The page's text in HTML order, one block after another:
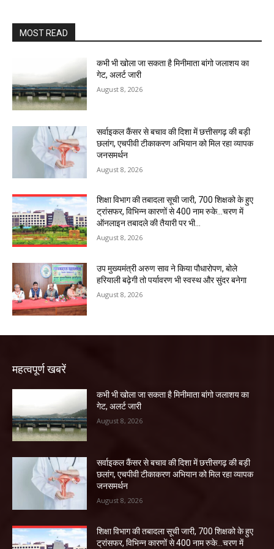
MOST READ
कभी भी खोला जा सकता है मिनीमाता बांगो जलाशय का
गेट, अलर्ट जारी
August 8, 2026
सर्वाइकल कैंसर से बचाव की दिशा में छत्तीसगढ़ की बड़ी
छलांग, एचपीवी टीकाकरण अभियान को मिल रहा व्यापक
जनसमर्थन
August 8, 2026
शिक्षा विभाग की तबादला सूची जारी, 700 शिक्षको के हुए
ट्रांसफर, विभिन्न कारणों से 400 नाम रुके…चरण में
ऑनलाइन तबादले की तैयारी पर भी...
August 8, 2026
उप मुख्यमंत्री अरुण साव ने किया पौधारोपण, बोले
हरियाली बढ़ेगी तो पर्यावरण भी स्वस्थ और सुंदर बनेगा
August 8, 2026
महत्वपूर्ण खबरें
कभी भी खोला जा सकता है मिनीमाता बांगो जलाशय का
गेट, अलर्ट जारी
August 8, 2026
सर्वाइकल कैंसर से बचाव की दिशा में छत्तीसगढ़ की बड़ी
छलांग, एचपीवी टीकाकरण अभियान को मिल रहा व्यापक
जनसमर्थन
August 8, 2026
शिक्षा विभाग की तबादला सूची जारी, 700 शिक्षको के हुए
ट्रांसफर, विभिन्न कारणों से 400 नाम रुके…चरण में